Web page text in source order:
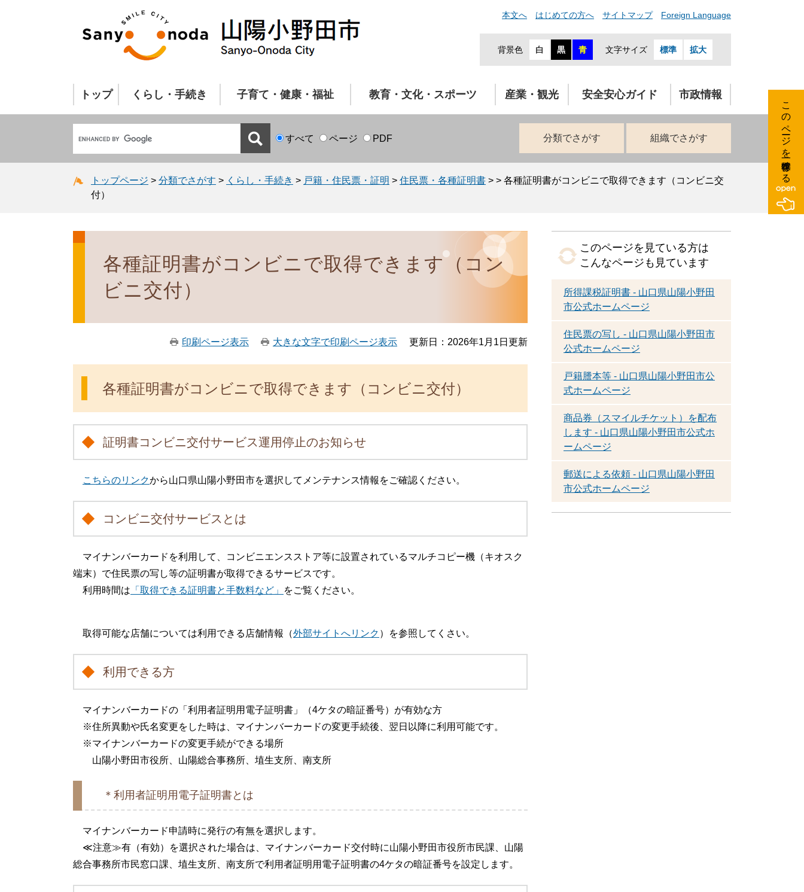
本文へ はじめての方へ サイトマップ Foreign Language
背景色 白 黒 青 文字サイズ 標準 拡大
トップ くらし・手続き 子育て・健康・福祉 教育・文化・スポーツ 産業・観光 安全安心ガイド 市政情報
すべて ページ PDF 分類でさがす 組織でさがす
トップページ > 分類でさがす > くらし・手続き > 戸籍・住民票・証明 > 住民票・各種証明書 > > 各種証明書がコンビニで取得できます（コンビニ交
付）
各種証明書がコンビニで取得できます（コン
ビニ交付）
印刷ページ表示 大きな文字で印刷ページ表示 更新日：2026年1月1日更新
各種証明書がコンビニで取得できます（コンビニ交付）
証明書コンビニ交付サービス運用停止のお知らせ
こちらのリンクから山口県山陽小野田市を選択してメンテナンス情報をご確認ください。
コンビニ交付サービスとは
マイナンバーカードを利用して、コンビニエンスストア等に設置されているマルチコピー機（キオスク
端末）で住民票の写し等の証明書が取得できるサービスです。
利用時間は 「取得できる証明書と手数料など」 をご覧ください。
取得可能な店舗については利用できる店舗情報（外部サイトへリンク ）を参照してくさい。
利用できる方
マイナンバーカードの「利用者証明用電子証明書」（4ケタの暗証番号）が有効な方
※住所異動や氏名変更をした時は、マイナンバーカードの変更手続後、翌日以降に利用可能です。
※マイナンバーカードの変更手続ができる場所
山陽小野田市役所、山陽総合事務所、埴生支所、南支所
＊利用者証明用電子証明書とは
マイナンバーカード申請時に発行の有無を選択します。
≪注意≫有（有効）を選択された場合は、マイナンバーカード交付時に山陽小野田市役所市民課、山陽
総合事務所市民窓口課、埴生支所、南支所で利用者証明用電子証明書の4ケタの暗証番号を設定します。
このページを見ている方は
こんなページも見ています
所得課税証明書 - 山口県山陽小野田
市公式ホームページ
住民票の写し - 山口県山陽小野田市
公式ホームページ
戸籍謄本等 - 山口県山陽小野田市公
式ホームページ
商品券（スマイルチケット）を配布
します - 山口県山陽小野田市公式ホ
ームページ
郵送による依頼 - 山口県山陽小野田
市公式ホームページ
このページを一時保存する